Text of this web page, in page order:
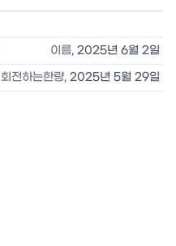
이름, 2025년 6월 2일
회전하는한량, 2025년 5월 29일